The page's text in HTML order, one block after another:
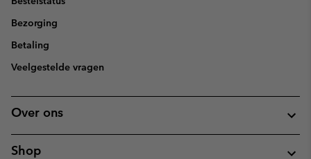
Bezorging
Betaling
Veelgestelde vragen
Over ons
Shop